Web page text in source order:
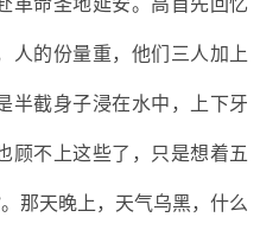
人的份量重， 他们三人加上
半截身子浸在水中，上下牙
顾不上这些了，只是想着五
那天晚上，天气乌黑，什么